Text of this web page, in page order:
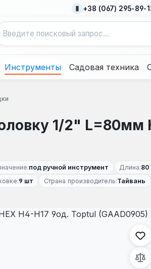
+38 (067) 295-89-
Инструменты Садовая техника
1/2" L=80мм
под ручной инструмент Длина:
9 шт Страна производитель:Тайвань